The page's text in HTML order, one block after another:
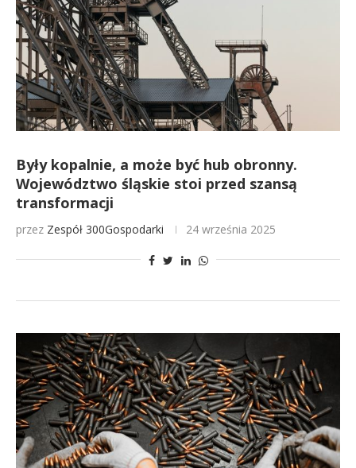
Były kopalnie, a może być hub obronny.
Województwo śląskie stoi przed szansą
transformacji
przez Zespół 300Gospodarki 24 września 2025